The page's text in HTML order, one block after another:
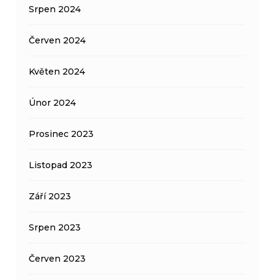
Srpen 2024
Červen 2024
Květen 2024
Únor 2024
Prosinec 2023
Listopad 2023
Září 2023
Srpen 2023
Červen 2023